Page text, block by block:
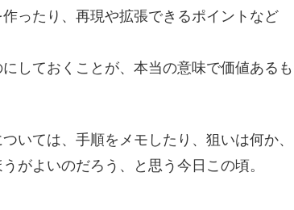
ったり、再現や拡張できるポイントなど
しておくことが、本当の意味で価値あるも
いては、手順をメモしたり、狙いは何か、
がよいのだろう、と思う今日この頃。